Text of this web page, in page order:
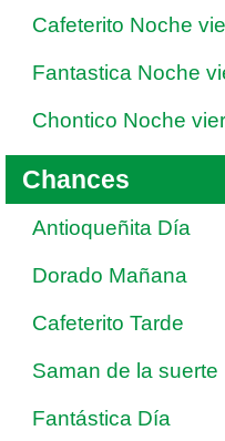
Cafeterito Noche
Fantastica Noche
Chontico Noche
Chances
Antioqueñita Día
Dorado Mañana
Cafeterito Tarde
Saman de la suerte
Fantástica Día